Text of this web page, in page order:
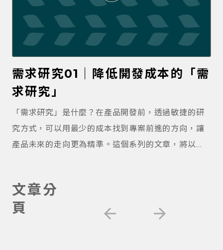
部共識。 您希望專注在行銷策略上，技術相關交付給
專業團隊。 您有本業，希望能專注在本業上，不想被
各種名詞淹沒。 您希望這專案能獲得成效，那交付專
業團隊諮詢服務 不過，自己做跟找專業的來，這中間
到底有多少差距呢？很多時候，試作一小時可以知道
「無法自己獨立完成」，和專業團隊諮詢，更可以清
楚知道市場上提供那些服務，為什麼其他人要採買這
些服務。 野薑設計提供 40 min 的「免費網路知識顧
既有資源，這些資訊讓野薑更快地評估，可以怎麼支
援你的任務。 如果您也打算詢價其他家，可以參考評
比廠商表格，掌握各種面向，讓您評比不漏接。 與外
扮演重要角色，釐清這裡商業邏輯、每種網站效用，
是否能為公司帶來價值。這裡目標與老闆討論清楚，
後續展開專案阻力會小很多。各種網站商業邏輯，歡
雷： 網站維護的雷： 網站營運的雷： 有經驗的網站
設計工作室，會在專案啟動之初，盡力做好需求調
查，充分理解客戶的需要，將可能的「雷」預先清出
來。雖可能仍有漏網之魚，但這樣的作法，對於避免
日後的「大雷爆炸」，十分有效。 專案失敗對於網站
失敗可能來自多種原因，最常發生的就是「雙方對專
案成果的認知有落差」。 窗口的不敗守則：溝通與表
達需求 窗口主要的技能，兩項「溝通」和「表達需
需求研究01｜降低開發成本的「需
求研究」
「需求研究」是什麼？在產品開發前，透過敏捷的研
究方式，可以用最少的成本找到專案前進的方向，讓
產品未來的走向更為精準。這個系列的文章，將以
習到的經驗。
文章分
頁
arrow_back arrow_forward